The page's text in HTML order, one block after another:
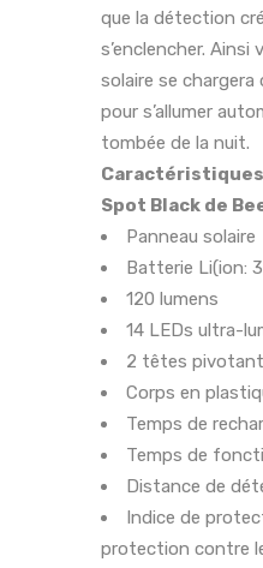
que la détection
s’enclencher. Ainsi
solaire se chargera
pour s’allumer
tombée de la nuit.
Spot Black de
Panneau
Batterie Li(ion:
120 lumens
14 LEDs ultra-
2 têtes
Corps en
Temps de
Temps de
Distance de
Indice de
protection contre